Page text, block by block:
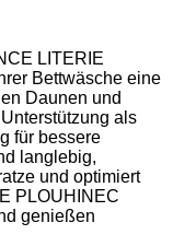
LITERIE
Bettwäsche eine
Daunen und
als
für bessere
langlebig,
und optimiert
PLOUHINEC
genießen